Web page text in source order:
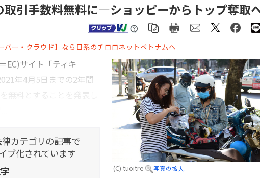
取引手数料無料に―ショッピーからトップ奪取
バー・クラウド】なら日系のチロロネットベトナムへ
(C) tuoitre 写真の拡大.
EC)サイト「ティキ
年4月5日までの2年間
カテゴリの記事で
ブ化されています